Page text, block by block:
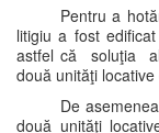
Pentru a
litigiu a fost
astfel că soluţia
două unităţi
De
două unităţi